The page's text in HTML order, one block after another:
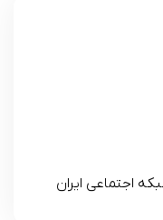
اجتماعی ایران